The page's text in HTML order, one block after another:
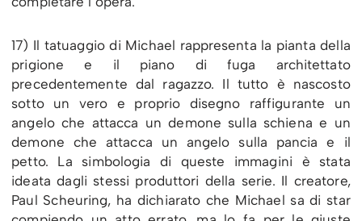
17) Il tatuaggio di Michael rappresenta la pianta della
prigione e il piano di fuga architettato
precedentemente dal ragazzo. Il tutto è nascosto
sotto un vero e proprio disegno raffigurante un
angelo che attacca un demone sulla schiena e un
demone che attacca un angelo sulla pancia e il
petto. La simbologia di queste immagini è stata
ideata dagli stessi produttori della serie. Il creatore,
Paul Scheuring, ha dichiarato che Michael sa di star